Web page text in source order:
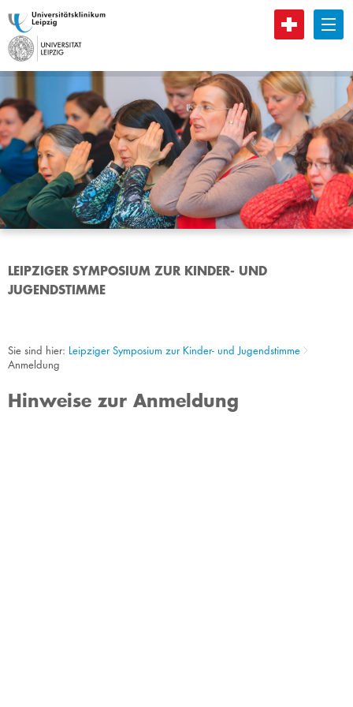
B
LEIPZIGER SYMPOSIUM ZUR KINDER- UND
JUGENDSTIMME
Sie sind hier: Leipziger Symposium zur Kinder- und Jugendstimme
Anmeldung
Hinweise zur Anmeldung